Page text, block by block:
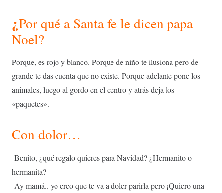
¿Por qué a Santa fe le dicen papa
Noel?
Porque, es rojo y blanco. Porque de niño te ilusiona pero de
grande te das cuenta que no existe. Porque adelante pone los
animales, luego al gordo en el centro y atrás deja los
«paquetes».
Con dolor…
-Benito, ¿qué regalo quieres para Navidad? ¿Hermanito o
hermanita?
-Ay mamá.. yo creo que te va a doler parirla pero ¡Quiero una